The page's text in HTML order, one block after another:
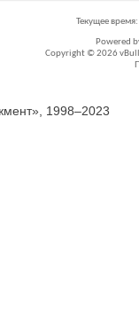
Текущее время:
Powered
Copyright © 2026
1998–2023